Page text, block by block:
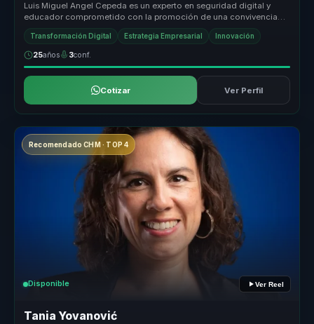
Luis Miguel Angel Cepeda es un experto en seguridad digital y
educador comprometido con la promoción de una convivencia
segura en la red....
Transformación Digital Estrategia Empresarial Innovación
25años 3conf.
Cotizar Ver Perfil
Recomendado CHM · TOP 4
Disponible Ver Reel
Tania Yovanović